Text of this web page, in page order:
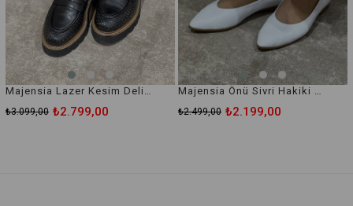
Majensia Lazer Kesim Delikli Hakiki Deri Loafer Ayakkabı
₺2.799,00
₺3.099,00
Majensia Önü Sivri Hakiki Deri Babet
₺2.199,00
₺2.499,00